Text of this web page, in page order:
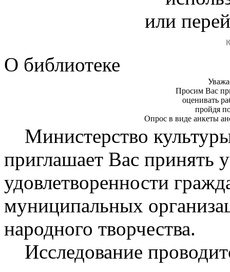
или
О библиотеке
Просим Вас
оценивать
пройдя
Опрос в виде анкеты
Министерство
приглашает Вас принять
удовлетворенности
муниципальных
народного творчества.
Исследование